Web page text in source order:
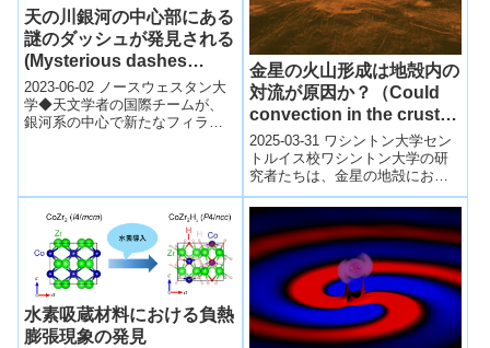
天の川銀河の中心部にある
謎のダッシュが発見される
(Mysterious dashes
revealed in Milky Way’s
center)
2023-06-02 ノースウェスタン大
学◆天文学者の国際チームが、
銀河系の中心で新たなフィラメ
金星の火山形成は地殻内の
対流が原因か？（Could
convection in the crust
explain Venus’s many
volcanoes?）
2025-03-31 ワシントン大学セン
トルイス校​ワシントン大学の研
究者たちは、金星の地殻におけ
る対流が、同惑星に多数存在す
る火山の形成要因である可能性
を示唆...
水素吸蔵材料における負熱
膨張現象の発見